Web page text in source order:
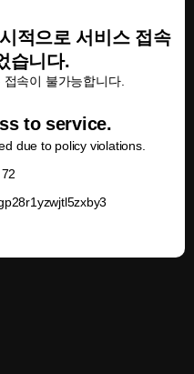
적으로 서비스 접속
습니다.
속이 불가능합니다.
to service.
due to policy violations.